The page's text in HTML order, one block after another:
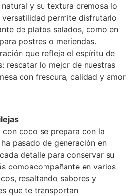
y su textura cremosa lo
versatilidad permite disfrutarlo
de platos salados, como en
postres o meriendas.
que refleja el espíritu de
rescatar lo mejor de nuestras
con frescura, calidad y amor
con coco se prepara con la
pasado de generación en
detalle para conservar su
comoacompañante en varios
resaltando sabores y
que te transportan